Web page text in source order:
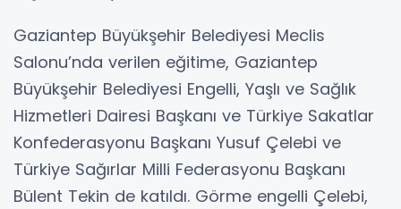
Gaziantep Büyükşehir Belediyesi Meclis
Salonu’nda verilen eğitime, Gaziantep
Büyükşehir Belediyesi Engelli, Yaşlı ve Sağlık
Hizmetleri Dairesi Başkanı ve Türkiye Sakatlar
Konfederasyonu Başkanı Yusuf Çelebi ve
Türkiye Sağırlar Milli Federasyonu Başkanı
Bülent Tekin de katıldı. Görme engelli Çelebi,